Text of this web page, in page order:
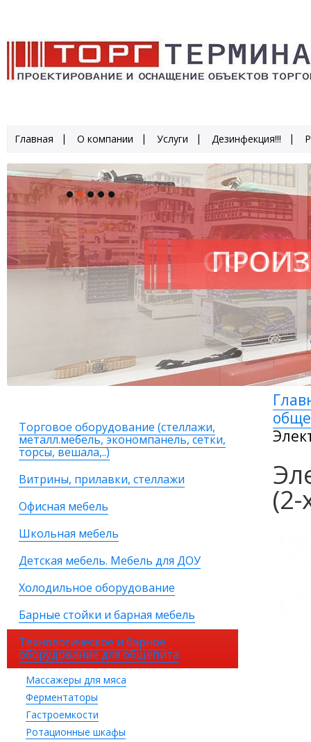
Главная О компании Услуги Дезинфекция!!!
Торговое оборудование (стеллажи,
металл.мебель, экономпанель, сетки,
торсы, вешала,..)
Витрины, прилавки, стеллажи
Офисная мебель
Школьная мебель
Детская мебель. Мебель для ДОУ
Холодильное оборудование
Барные стойки и барная мебель
Технологическое и барное
оборудование для общепита
Массажеры для мяса
Ферментаторы
Гастроемкости
Ротационные шкафы